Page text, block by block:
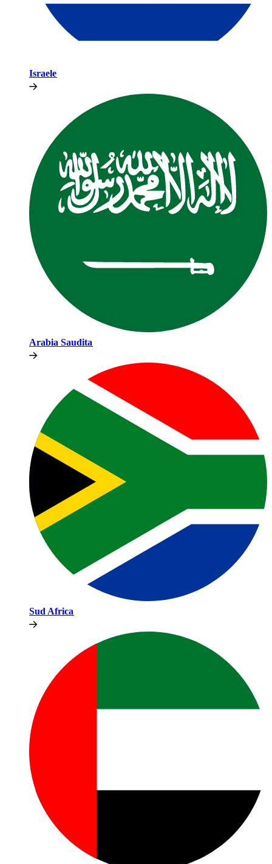
Israele​​
Arabia Saudita​​
Sud Africa​​